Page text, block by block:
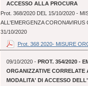
ACCESSO ALLA PROCURA
Prot. 368/2020 DEL 15/10/2020 -
ALL'EMERGENZA
31/10/2020
Prot. 368 2020- MISURE
09/10/2020 - PROT. 354/2020 -
ORGANIZZATIVE
MODALITA' DI ACCESSO